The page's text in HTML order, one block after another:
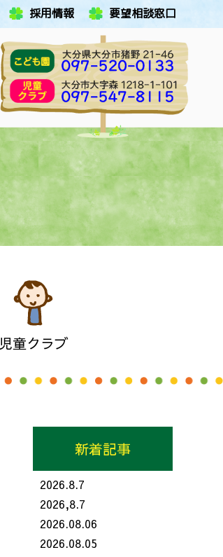
採用情報 要望相談窓口
児童クラブ
新着記事
2026.8.7
2026,8.7
2026.08.06
2026.08.05